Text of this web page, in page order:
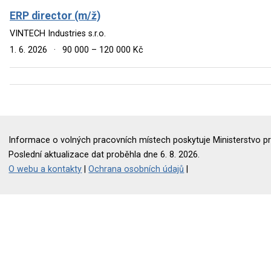
ERP director (m/ž)
VINTECH Industries s.r.o.
1. 6. 2026
· 90 000 – 120 000 Kč
Informace o volných pracovních místech poskytuje Ministerstvo
Poslední aktualizace dat proběhla dne 6. 8. 2026.
O webu a kontakty |Ochrana osobních údajů